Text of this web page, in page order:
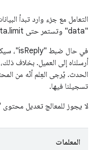
"data" وتستمر حتى data.limit().
أرسلناه إلى العميل. بخلاف
الحدث. يُرجى العِلم أنّه من
تسجيلنا فيها.
لا يجوز للمعالج تعديل محتوى
المعلمات